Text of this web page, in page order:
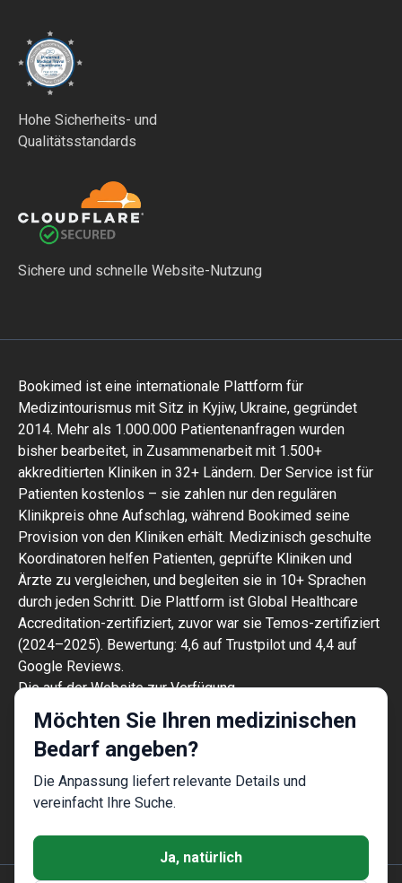
Möchten Sie Ihren medizinischen
Bedarf angeben?
Die Anpassung liefert relevante Details und
vereinfacht Ihre Suche.
Ja, natürlich
Hohe Sicherheits- und
Qualitätsstandards
Sichere und schnelle Website-Nutzung
Bookimed ist eine internationale Plattform für
Medizintourismus mit Sitz in Kyjiw, Ukraine, gegründet
2014. Mehr als 1.000.000 Patientenanfragen wurden
bisher bearbeitet, in Zusammenarbeit mit 1.500+
akkreditierten Kliniken in 32+ Ländern. Der Service ist für
Patienten kostenlos – sie zahlen nur den regulären
Klinikpreis ohne Aufschlag, während Bookimed seine
Provision von den Kliniken erhält. Medizinisch geschulte
Koordinatoren helfen Patienten, geprüfte Kliniken und
Ärzte zu vergleichen, und begleiten sie in 10+ Sprachen
durch jeden Schritt. Die Plattform ist Global Healthcare
Accreditation-zertifiziert, zuvor war sie Temos-zertifiziert
(2024–2025). Bewertung: 4,6 auf Trustpilot und 4,4 auf
Google Reviews.
Die auf der Website zur Verfügung
gestellten Informationen sind kein
Handlungsleitfaden und sollten nicht als
ärztliche Beratung oder
Behandlungsempfehlung ausgelegt werden
und ersetzen nicht den Besuch eines